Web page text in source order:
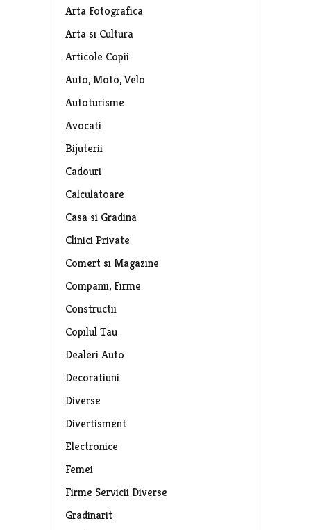
Arta Fotografica
Arta si Cultura
Articole Copii
Auto, Moto, Velo
Autoturisme
Avocati
Bijuterii
Cadouri
Calculatoare
Casa si Gradina
Clinici Private
Comert si Magazine
Companii, Firme
Constructii
Copilul Tau
Dealeri Auto
Decoratiuni
Diverse
Divertisment
Electronice
Femei
Firme Servicii Diverse
Gradinarit